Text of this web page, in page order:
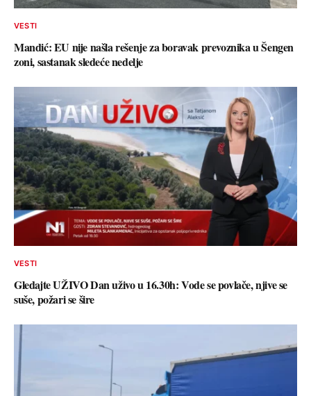
VESTI
Mandić: EU nije našla rešenje za boravak prevoznika u Šengen
zoni, sastanak sledeće nedelje
VESTI
Gledajte UŽIVO Dan uživo u 16.30h: Vode se povlače, njive se
suše, požari se šire